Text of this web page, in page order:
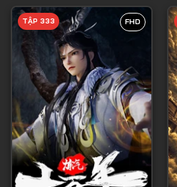
Tập 39
Tập 40
Tập 41
Tập 42
Tập 43
Tập 44
Tập 45
Tập 46
FHD
TẬP 333